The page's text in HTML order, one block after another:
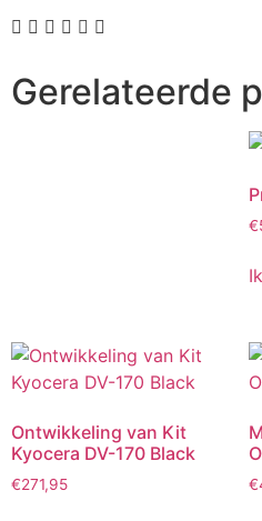
Gerelateerde
€
Ontwikkeling van Kit
Kyocera DV-170 Black
€271,95 €